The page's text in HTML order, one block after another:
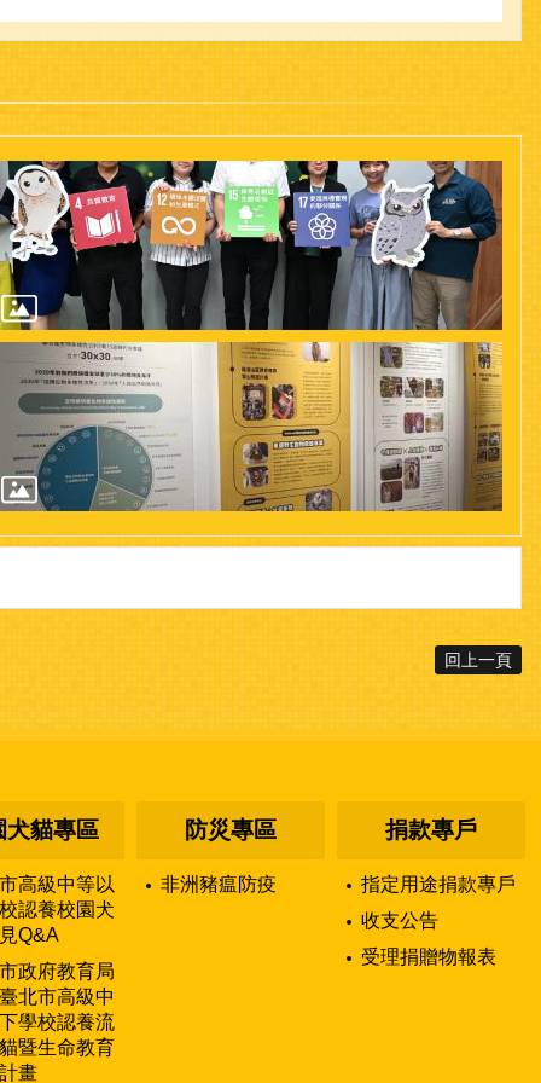
回上一頁
犬貓專區
高級中等以
認養校園犬
Q&A
政府教育局
北市高級中
學校認養流
暨生命教育
畫
防災專區
非洲豬瘟防疫
捐款專戶
指定用途捐款專戶
收支公告
受理捐贈物報表